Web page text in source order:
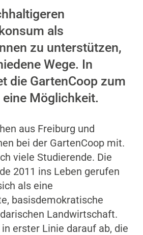
als
zu unterstützen,
Wege. In
die GartenCoop zum
Möglichkeit.
aus Freiburg und
bei der GartenCoop mit.
viele Studierende. Die
2011 ins Leben gerufen
als eine
basisdemokratische
Landwirtschaft.
erster Linie darauf ab, die